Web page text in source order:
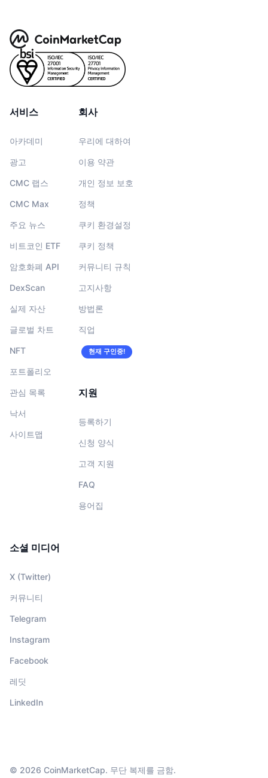
서비스
아카데미
광고
CMC 랩스
CMC Max
주요 뉴스
비트코인 ETF
암호화폐 API
DexScan
실제 자산
글로벌 차트
NFT
포트폴리오
관심 목록
낙서
사이트맵
회사
우리에 대하여
이용 약관
개인 정보 보호
정책
쿠키 환경설정
쿠키 정책
커뮤니티 규칙
고지사항
방법론
직업
현재 구인중!
지원
등록하기
신청 양식
고객 지원
FAQ
용어집
소셜 미디어
X (Twitter)
커뮤니티
Telegram
Instagram
Facebook
레딧
LinkedIn
© 2026 CoinMarketCap. 무단 복제를 금함.